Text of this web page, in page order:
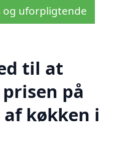
og uforpligtende
til at
på
køkken i